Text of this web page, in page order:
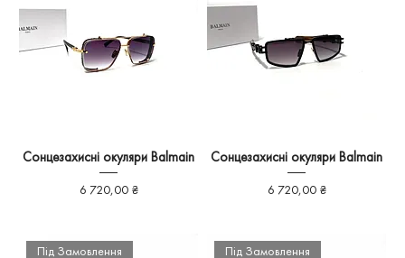
Сонцезахисні окуляри Balmain
Ціна
6 720,00 ₴
Сонцезахисні окуляри Balmain
Ціна
6 720,00 ₴
Під Замовлення Під Замовлення